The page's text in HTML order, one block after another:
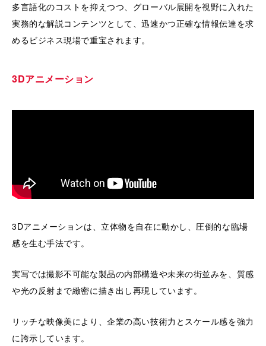
多言語化のコストを抑えつつ、グローバル展開を視野に入れた
実務的な解説コンテンツとして、迅速かつ正確な情報伝達を求
めるビジネス現場で重宝されます。
3Dアニメーション
3Dアニメーションは、立体物を自在に動かし、圧倒的な臨場
感を生む手法です。
実写では撮影不可能な製品の内部構造や未来の街並みを、質感
や光の反射まで緻密に描き出し再現しています。
リッチな映像美により、企業の高い技術力とスケール感を強力
に誇示しています。